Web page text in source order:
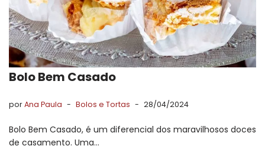
Bolo Bem Casado
porAna Paula Bolos e Tortas 28/04/2024
Bolo Bem Casado, é um diferencial dos maravilhosos doces
de casamento. Uma…